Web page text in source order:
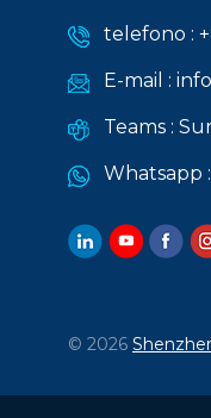
telefono :
E-mail :
Teams :
Whatsapp :
© 2026